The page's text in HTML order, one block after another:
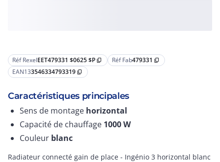
Réf RexelEET479331 $0625 $P content_copy Réf Fab479331 content_copy
EAN133546334793319 content_copy
Caractéristiques principales
Sens de montage horizontal
Capacité de chauffage 1000W
Couleur blanc
Radiateur connecté gain de place - Ingénio 3 horizontal blanc